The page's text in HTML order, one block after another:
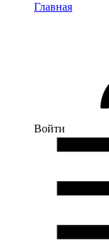
Главная
Войти